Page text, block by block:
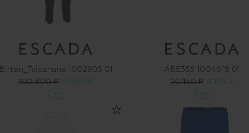
Birtan_Tsisanuna 1002905 01
100 800 ₽70 560 ₽
-30%
ABE355 1004818 01
20 150 ₽14 105 ₽
-30%